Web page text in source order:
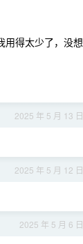
用得太少了，没想
2025 年 5 月 13 日
2025 年 5 月 12 日
2025 年 5 月 6 日